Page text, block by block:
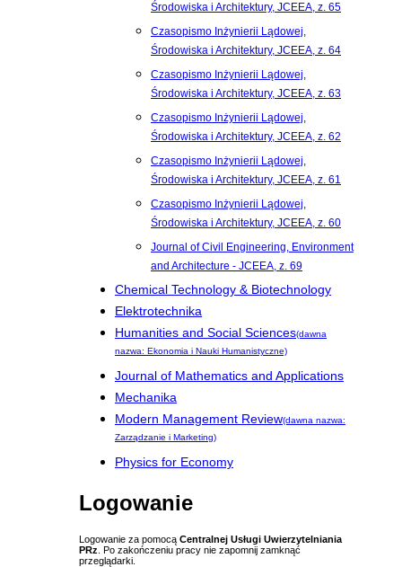
Środowiska i Architektury, JCEEA, z. 65
Czasopismo Inżynierii Lądowej,
Środowiska i Architektury, JCEEA, z. 64
Czasopismo Inżynierii Lądowej,
Środowiska i Architektury, JCEEA, z. 63
Czasopismo Inżynierii Lądowej,
Środowiska i Architektury, JCEEA, z. 62
Czasopismo Inżynierii Lądowej,
Środowiska i Architektury, JCEEA, z. 61
Czasopismo Inżynierii Lądowej,
Środowiska i Architektury, JCEEA, z. 60
Journal of Civil Engineering, Environment
and Architecture - JCEEA, z. 69
Chemical Technology & Biotechnology
Elektrotechnika
Humanities and Social Sciences(dawna
nazwa: Ekonomia i Nauki Humanistyczne)
Journal of Mathematics and Applications
Mechanika
Modern Management Review(dawna nazwa:
Zarządzanie i Marketing)
Physics for Economy
Logowanie
Logowanie za pomocą Centralnej Usługi Uwierzytelniania
PRz . Po zakończeniu pracy nie zapomnij zamknąć
przeglądarki.